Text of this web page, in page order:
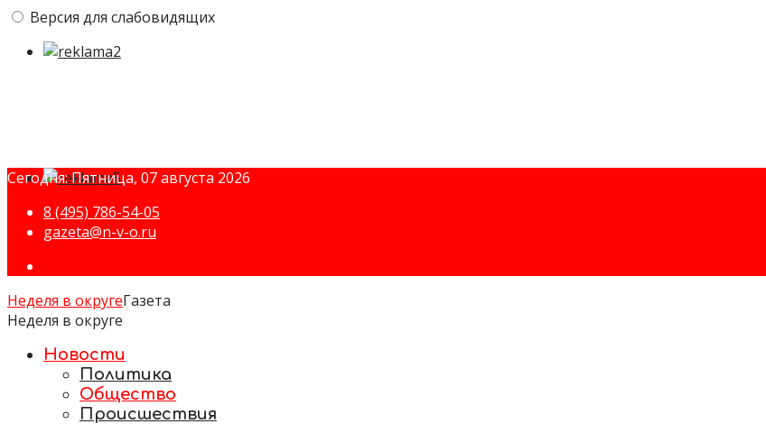
Версия для слабовидящих
Сегодня: Пятница, 07 августа 2026
8 (495) 786-54-05
gazeta@n-v-o.ru
Неделя в округеГазета
Неделя в округе
Новости
Политика
Общество
Происшествия